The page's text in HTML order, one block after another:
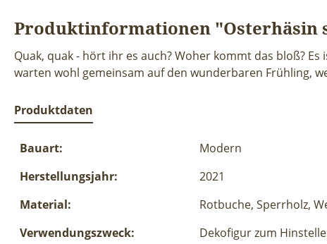
Produktinformationen "Osterhäsin
Quak, quak - hört ihr es auch? Woher kommt das bloß?
warten wohl gemeinsam auf den wunderbaren Frühling,
Produktdaten
Bauart:
Modern
Herstellungsjahr:
2021
Material:
Rotbuche, Sperrholz,
Verwendungszweck:
Dekofigur zum